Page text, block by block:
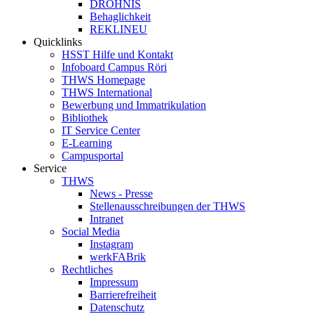
DROHNIS
Behaglichkeit
REKLINEU
Quicklinks
HSST Hilfe und Kontakt
Infoboard Campus Röri
THWS Homepage
THWS International
Bewerbung und Immatrikulation
Bibliothek
IT Service Center
E-Learning
Campusportal
Service
THWS
News - Presse
Stellenausschreibungen der THWS
Intranet
Social Media
Instagram
werkFABrik
Rechtliches
Impressum
Barrierefreiheit
Datenschutz